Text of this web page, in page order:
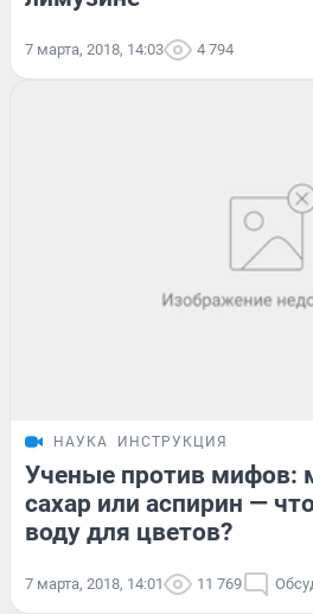
7 марта, 2018, 14:03 4 794
НАУКА ИНСТРУКЦИЯ
Ученые против мифов:
сахар или аспирин —
воду для цветов?
7 марта, 2018, 14:01 11 769